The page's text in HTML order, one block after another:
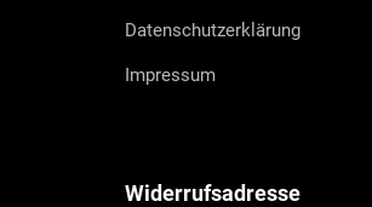
Datenschutzerklärung
Impressum
Widerrufsadresse